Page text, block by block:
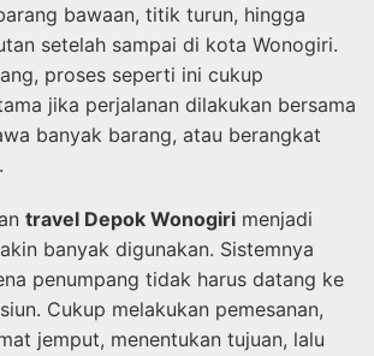
bawaan, titik turun, hingga
setelah sampai di kota Wonogiri.
proses seperti ini cukup
jika perjalanan dilakukan bersama
banyak barang, atau berangkat
travel Depok Wonogiri menjadi
banyak digunakan. Sistemnya
penumpang tidak harus datang ke
Cukup melakukan pemesanan,
jemput, menentukan tujuan, lalu